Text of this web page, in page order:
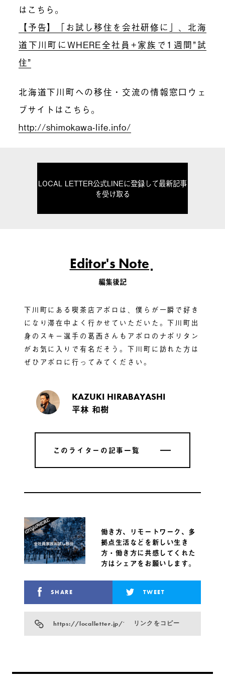
はこちら。
【予告】「お試し移住を会社研修に」、北海
道下川町にWHERE全社員+家族で1週間”試
住”
北海道下川町への移住・交流の情報窓口ウェ
ブサイトはこちら。
http://shimokawa-life.info/
LOCAL LETTER公式LINEに登録して最新記事
を受け取る
Editor's Note
編集後記
下川町にある喫茶店アポロは、僕らが一瞬で好き
になり滞在中よく行かせていただいた。下川町出
身のスキー選手の葛西さんもアポロのナポリタン
がお気に入りで有名だそう。下川町に訪れた方は
ぜひアポロに行ってみてください。
KAZUKI HIRABAYASHI
平林 和樹
このライターの記事一覧
このライターの記事一覧
働き方、リモートワーク、多
拠点生活などを新しい生き
方・働き方に共感してくれた
方はシェアをお願いします。
SHARE TWEET
https://localletter.jp/?p=5710リンクをコピー